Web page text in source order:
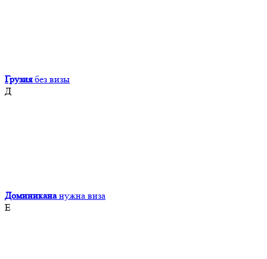
Грузия без визы
Д
Доминикана нужна виза
Е